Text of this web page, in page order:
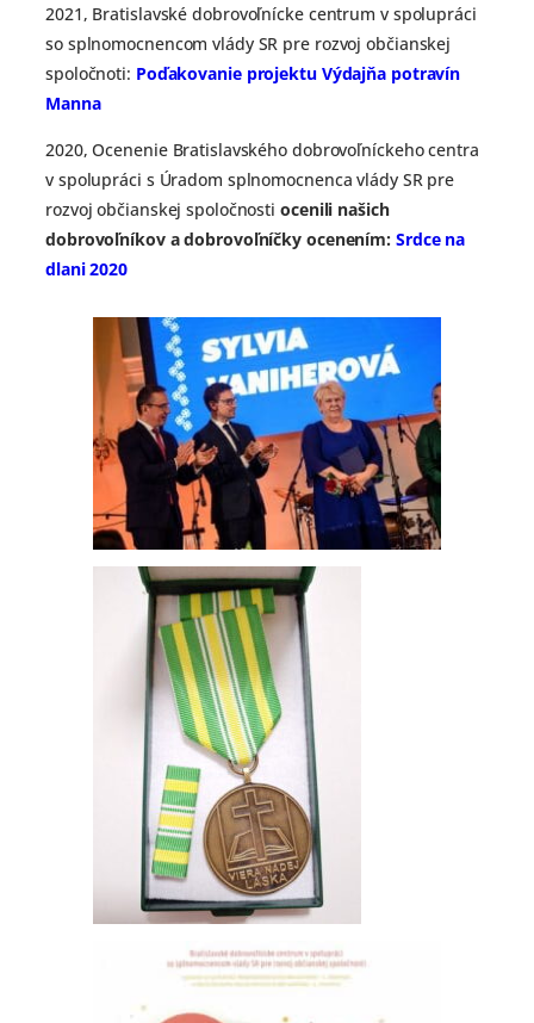
2021, Bratislavské dobrovoľnícke centrum v spolupráci
so splnomocnencom vlády SR pre rozvoj občianskej
spoločnoti: Poďakovanie projektu Výdajňa potravín
Manna
2020, Ocenenie Bratislavského dobrovoľníckeho centra
v spolupráci s Úradom splnomocnenca vlády SR pre
rozvoj občianskej spoločnosti ocenili našich
dobrovoľníkov a dobrovoľníčky ocenením: Srdce na
dlani 2020